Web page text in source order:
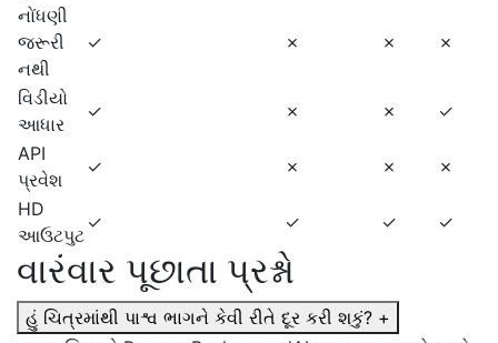
નોંધણી
જરૂરી
નથી
✓ ✗ ✗ ✗
વિડીયો
આધાર
✓ ✗ ✗
✓
API
પ્રવેશ
✓ ✗ ✗
✗
HD
આઉટપુટ
✓ ✓ ✓ ✓
વારંવાર પૂછાતા પ્રશ્નો
હું ચિત્રમાંથી પાશ્વ ભાગને કેવી રીતે દૂર કરી શકું? +